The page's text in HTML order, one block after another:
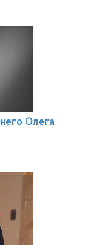
Օлега